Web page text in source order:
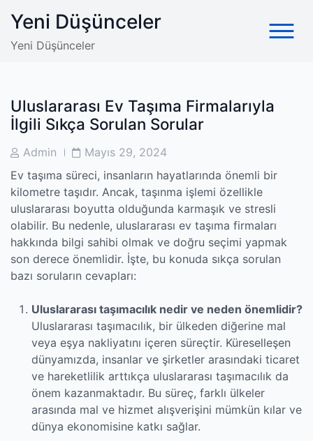
content
Yeni Düşünceler
Yeni Düşünceler
Uluslararası Ev Taşıma Firmalarıyla
İlgili Sıkça Sorulan Sorular
PostAdmin
PostMayıs 29, 2024
Ev taşıma süreci, insanların hayatlarında önemli bir
kilometre taşıdır. Ancak, taşınma işlemi özellikle
uluslararası boyutta olduğunda karmaşık ve stresli
olabilir. Bu nedenle, uluslararası ev taşıma firmaları
hakkında bilgi sahibi olmak ve doğru seçimi yapmak
son derece önemlidir. İşte, bu konuda sıkça sorulan
bazı soruların cevapları:
Uluslararası taşımacılık nedir ve neden önemlidir?
Uluslararası taşımacılık, bir ülkeden diğerine mal
veya eşya nakliyatını içeren süreçtir. Küreselleşen
dünyamızda, insanlar ve şirketler arasındaki ticaret
ve hareketlilik arttıkça uluslararası taşımacılık da
önem kazanmaktadır. Bu süreç, farklı ülkeler
arasında mal ve hizmet alışverişini mümkün kılar ve
dünya ekonomisine katkı sağlar.